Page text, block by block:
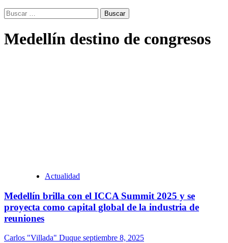
Buscar:
Medellín destino de congresos
Actualidad
Medellín brilla con el ICCA Summit 2025 y se
proyecta como capital global de la industria de
reuniones
Carlos "Villada" Duque septiembre 8, 2025